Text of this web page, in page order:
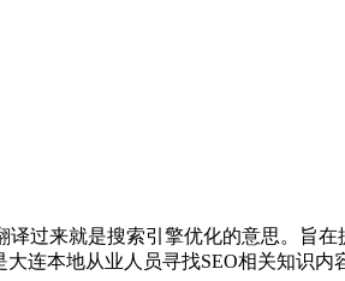
译过来就是搜索引擎优化的意思。旨
连本地从业人员寻找SEO相关知识内